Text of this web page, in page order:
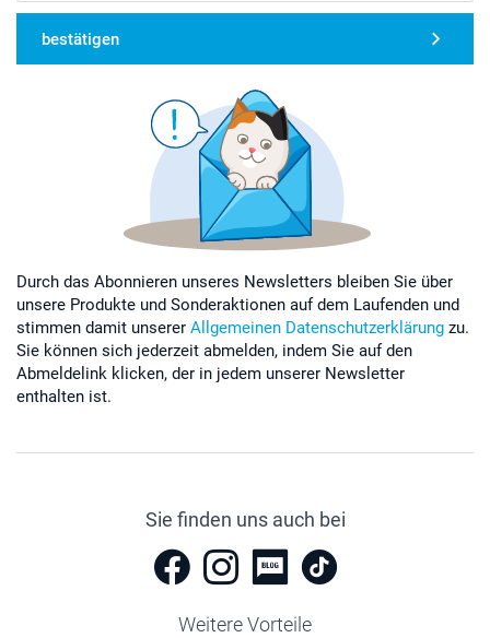
bestätigen
Durch das Abonnieren unseres Newsletters bleiben Sie über
unsere Produkte und Sonderaktionen auf dem Laufenden und
stimmen damit unserer Allgemeinen Datenschutzerklärung zu.
Sie können sich jederzeit abmelden, indem Sie auf den
Abmeldelink klicken, der in jedem unserer Newsletter
enthalten ist.
Sie finden uns auch bei
Weitere Vorteile